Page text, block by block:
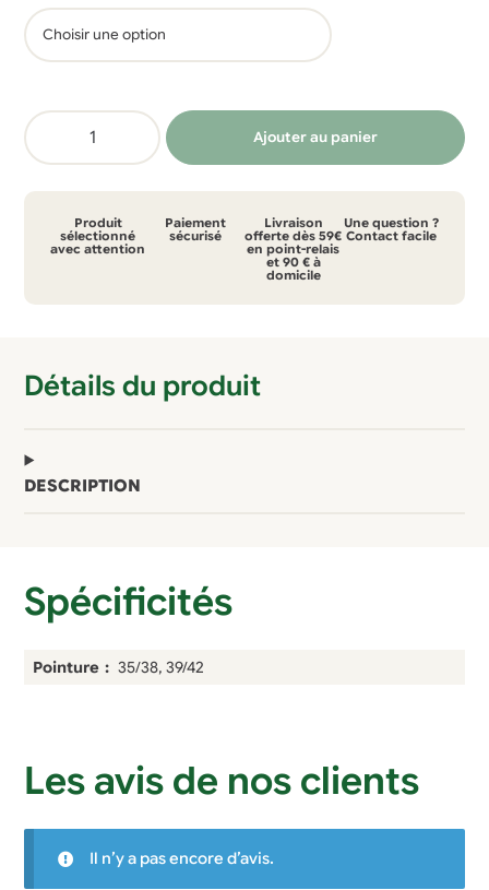
quantité
de
-
Ajouter au panier
Produit
sélectionné
avec attention
Paiement
sécurisé
Livraison
offerte dès 59€
en point-relais
et 90 € à
domicile
Une question ?
Contact facile
Détails du produit
DESCRIPTION
Spécificités
Pointure 35/38, 39/42
Les avis de nos clients
Il n’y a pas encore d’avis.